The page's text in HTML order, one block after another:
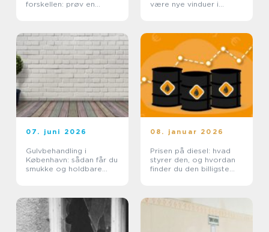
forskellen: prøv en
være nye vinduer i
07. juni 2026
Gulvbehandling i
København: sådan får du
smukke og holdbare
08. januar 2026
Prisen på diesel: hvad
styrer den, og hvordan
finder du den billigste